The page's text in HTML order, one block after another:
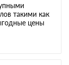
такими как
цены